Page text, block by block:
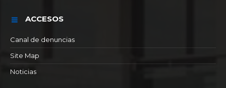
ACCESOS
Canal de denuncias
Site Map
Noticias